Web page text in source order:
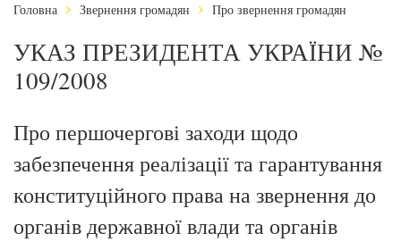
Головна Звернення громадян Про звернення громадян
УКАЗ ПРЕЗИДЕНТА УКРАЇНИ №
109/2008
Про першочергові заходи щодо
забезпечення реалізації та гарантування
конституційного права на звернення до
органів державної влади та органів